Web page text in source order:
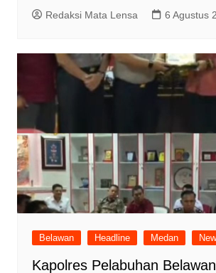
Redaksi Mata Lensa 6 Agustus
Belawan Headline Medan
Kapolres Pelabuhan